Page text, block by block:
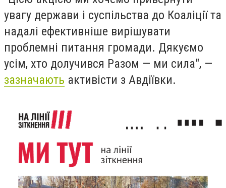
увагу держави і суспільства до Коаліції та
надалі ефективніше вирішувати
проблемні питання громади. Дякуємо
усім, хто долучився Разом — ми сила", —
зазначають активісти з Авдіївки.